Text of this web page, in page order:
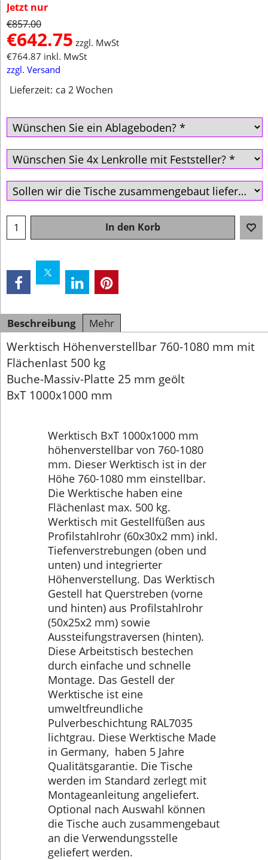
Jetzt nur
€857.00
€642.75 zzgl. MwSt
€764.87 inkl. MwSt
zzgl. Versand
Lieferzeit: ca 2 Wochen
In den Korb
Beschreibung Mehr
Werktisch Höhenverstellbar 760-1080 mm mit
Flächenlast 500 kg
Buche-Massiv-Platte 25 mm geölt
BxT 1000x1000 mm
Werktisch BxT 1000x1000 mm
höhenverstellbar von 760-1080
mm. Dieser Werktisch ist in der
Höhe 760-1080 mm einstellbar.
Die Werktische haben eine
Flächenlast max. 500 kg.
Werktisch mit Gestellfüßen aus
Profilstahlrohr (60x30x2 mm) inkl.
Tiefenverstrebungen (oben und
unten) und integrierter
Höhenverstellung. Das Werktisch
Gestell hat Querstreben (vorne
und hinten) aus Profilstahlrohr
(50x25x2 mm) sowie
Aussteifungstraversen (hinten).
Diese Arbeitstisch bestechen
durch einfache und schnelle
Montage. Das Gestell der
Werktische ist eine
umweltfreundliche
Pulverbeschichtung RAL7035
lichtgrau. Diese Werktische Made
in Germany, haben 5 Jahre
Qualitätsgarantie. Die Tische
werden im Standard zerlegt mit
Montageanleitung angeliefert.
Optional nach Auswahl können
die Tische auch zusammengebaut
an die Verwendungsstelle
geliefert werden.